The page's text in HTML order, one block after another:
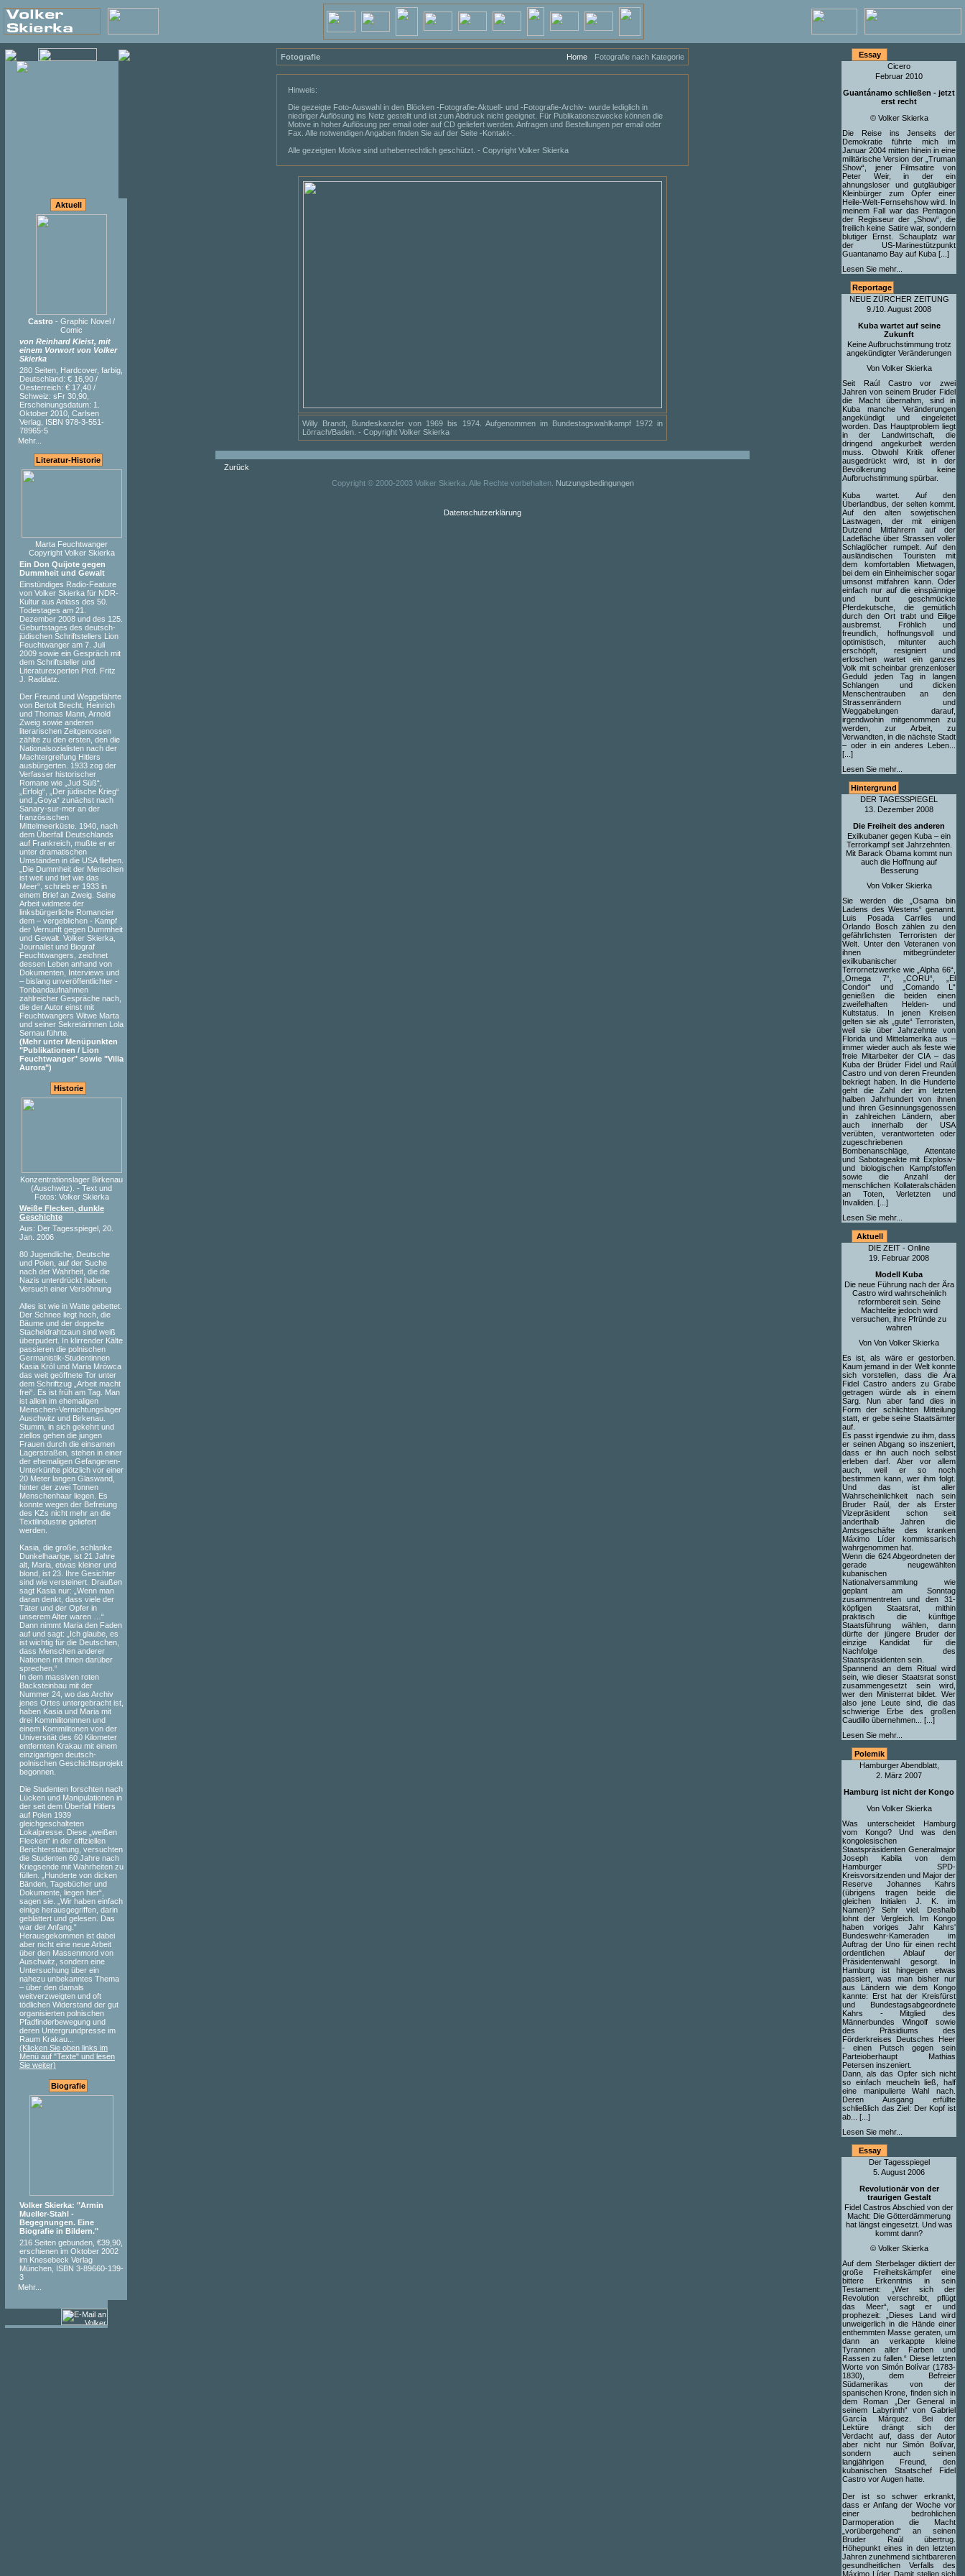
Aktuell
Castro - Graphic Novel /
Comic
von Reinhard Kleist, mit
einem Vorwort von Volker
Skierka
280 Seiten, Hardcover, farbig,
Deutschland: € 16,90 /
Oesterreich: € 17,40 /
Schweiz: sFr 30,90,
Erscheinungsdatum: 1.
Oktober 2010, Carlsen
Verlag, ISBN 978-3-551-
78965-5
Mehr...
Literatur-Historie
Marta Feuchtwanger
Copyright Volker Skierka
Ein Don Quijote gegen
Dummheit und Gewalt
Einstündiges Radio-Feature
von Volker Skierka für NDR-
Kultur aus Anlass des 50.
Todestages am 21.
Dezember 2008 und des 125.
Geburtstages des deutsch-
jüdischen Schriftstellers Lion
Feuchtwanger am 7. Juli
2009 sowie ein Gespräch mit
dem Schriftsteller und
Literaturexperten Prof. Fritz
J. Raddatz.
Der Freund und Weggefährte
von Bertolt Brecht, Heinrich
und Thomas Mann, Arnold
Zweig sowie anderen
literarischen Zeitgenossen
zählte zu den ersten, den die
Nationalsozialisten nach der
Machtergreifung Hitlers
ausbürgerten. 1933 zog der
Verfasser historischer
Romane wie „Jud Süß“,
„Erfolg“, „Der jüdische Krieg“
und „Goya“ zunächst nach
Sanary-sur-mer an der
französischen
Mittelmeerküste. 1940, nach
dem Überfall Deutschlands
auf Frankreich, mußte er er
unter dramatischen
Umständen in die USA fliehen.
„Die Dummheit der Menschen
ist weit und tief wie das
Meer“, schrieb er 1933 in
einem Brief an Zweig. Seine
Arbeit widmete der
linksbürgerliche Romancier
dem – vergeblichen - Kampf
der Vernunft gegen Dummheit
und Gewalt. Volker Skierka,
Journalist und Biograf
Feuchtwangers, zeichnet
dessen Leben anhand von
Dokumenten, Interviews und
– bislang unveröffentlichter -
Tonbandaufnahmen
zahlreicher Gespräche nach,
die der Autor einst mit
Feuchtwangers Witwe Marta
und seiner Sekretärinnen Lola
Sernau führte.
(Mehr unter Menüpunkten
"Publikationen / Lion
Feuchtwanger" sowie "Villa
Aurora")
Historie
Konzentrationslager Birkenau
(Auschwitz). - Text und
Fotos: Volker Skierka
Weiße Flecken, dunkle
Geschichte
Aus: Der Tagesspiegel, 20.
Jan. 2006
80 Jugendliche, Deutsche
und Polen, auf der Suche
nach der Wahrheit, die die
Nazis unterdrückt haben.
Versuch einer Versöhnung
Alles ist wie in Watte gebettet.
Der Schnee liegt hoch, die
Bäume und der doppelte
Stacheldrahtzaun sind weiß
überpudert. In klirrender Kälte
passieren die polnischen
Germanistik-Studentinnen
Kasia Król und Maria Mrówca
das weit geöffnete Tor unter
dem Schriftzug „Arbeit macht
frei“. Es ist früh am Tag. Man
ist allein im ehemaligen
Menschen-Vernichtungslager
Auschwitz und Birkenau.
Stumm, in sich gekehrt und
ziellos gehen die jungen
Frauen durch die einsamen
Lagerstraßen, stehen in einer
der ehemaligen Gefangenen-
Unterkünfte plötzlich vor einer
20 Meter langen Glaswand,
hinter der zwei Tonnen
Menschenhaar liegen. Es
konnte wegen der Befreiung
des KZs nicht mehr an die
Textilindustrie geliefert
werden.
Kasia, die große, schlanke
Dunkelhaarige, ist 21 Jahre
alt, Maria, etwas kleiner und
blond, ist 23. Ihre Gesichter
sind wie versteinert. Draußen
sagt Kasia nur: „Wenn man
daran denkt, dass viele der
Täter und der Opfer in
unserem Alter waren …“
Dann nimmt Maria den Faden
auf und sagt: „Ich glaube, es
ist wichtig für die Deutschen,
dass Menschen anderer
Nationen mit ihnen darüber
sprechen.“
In dem massiven roten
Backsteinbau mit der
Nummer 24, wo das Archiv
jenes Ortes untergebracht ist,
haben Kasia und Maria mit
drei Kommilitoninnen und
einem Kommilitonen von der
Universität des 60 Kilometer
entfernten Krakau mit einem
einzigartigen deutsch-
polnischen Geschichtsprojekt
begonnen.
Die Studenten forschten nach
Lücken und Manipulationen in
der seit dem Überfall Hitlers
auf Polen 1939
gleichgeschalteten
Lokalpresse. Diese „weißen
Flecken“ in der offiziellen
Berichterstattung, versuchten
die Studenten 60 Jahre nach
Kriegsende mit Wahrheiten zu
füllen. „Hunderte von dicken
Bänden, Tagebücher und
Dokumente, liegen hier“,
sagen sie. „Wir haben einfach
einige herausgegriffen, darin
geblättert und gelesen. Das
war der Anfang.“
Herausgekommen ist dabei
aber nicht eine neue Arbeit
über den Massenmord von
Auschwitz, sondern eine
Untersuchung über ein
nahezu unbekanntes Thema
– über den damals
weitverzweigten und oft
tödlichen Widerstand der gut
organisierten polnischen
Pfadfinderbewegung und
deren Untergrundpresse im
Raum Krakau...
(Klicken Sie oben links im
Menü auf "Texte" und lesen
Sie weiter)
Biografie
Volker Skierka: "Armin
Mueller-Stahl -
Begegnungen. Eine
Biografie in Bildern."
216 Seiten gebunden, €39,90,
erschienen im Oktober 2002
im Knesebeck Verlag
München, ISBN 3-89660-139-
3
Mehr...
Fotografie Home Fotografie nach Kategorie
Hinweis:
Die gezeigte Foto-Auswahl in den Blöcken -Fotografie-Aktuell- und -Fotografie-Archiv- wurde lediglich in
niedriger Auflösung ins Netz gestellt und ist zum Abdruck nicht geeignet. Für Publikationszwecke können die
Motive in hoher Auflösung per email oder auf CD geliefert werden. Anfragen und Bestellungen per email oder
Fax. Alle notwendigen Angaben finden Sie auf der Seite -Kontakt-.
Alle gezeigten Motive sind urheberrechtlich geschützt. - Copyright Volker Skierka
Willy Brandt, Bundeskanzler von 1969 bis 1974. Aufgenommen im Bundestagswahlkampf 1972 in
Lörrach/Baden. - Copyright Volker Skierka
Zurück
Copyright © 2000-2003 Volker Skierka. Alle Rechte vorbehalten. Nutzungsbedingungen
Datenschutzerklärung
Essay
Cicero
Februar 2010
Guantánamo schließen - jetzt
erst recht
© Volker Skierka
Die Reise ins Jenseits der
Demokratie führte mich im
Januar 2004 mitten hinein in eine
militärische Version der „Truman
Show“, jener Filmsatire von
Peter Weir, in der ein
ahnungsloser und gutgläubiger
Kleinbürger zum Opfer einer
Heile-Welt-Fernsehshow wird. In
meinem Fall war das Pentagon
der Regisseur der „Show“, die
freilich keine Satire war, sondern
blutiger Ernst. Schauplatz war
der US-Marinestützpunkt
Guantanamo Bay auf Kuba [...]
Lesen Sie mehr...
Reportage
NEUE ZÜRCHER ZEITUNG
9./10. August 2008
Kuba wartet auf seine
Zukunft
Keine Aufbruchstimmung trotz
angekündigter Veränderungen
Von Volker Skierka
Seit Raúl Castro vor zwei
Jahren von seinem Bruder Fidel
die Macht übernahm, sind in
Kuba manche Veränderungen
angekündigt und eingeleitet
worden. Das Hauptproblem liegt
in der Landwirtschaft, die
dringend angekurbelt werden
muss. Obwohl Kritik offener
ausgedrückt wird, ist in der
Bevölkerung keine
Aufbruchstimmung spürbar.
Kuba wartet. Auf den
Überlandbus, der selten kommt.
Auf den alten sowjetischen
Lastwagen, der mit einigen
Dutzend Mitfahrern auf der
Ladefläche über Strassen voller
Schlaglöcher rumpelt. Auf den
ausländischen Touristen mit
dem komfortablen Mietwagen,
bei dem ein Einheimischer sogar
umsonst mitfahren kann. Oder
einfach nur auf die einspännige
und bunt geschmückte
Pferdekutsche, die gemütlich
durch den Ort trabt und Eilige
ausbremst. Fröhlich und
freundlich, hoffnungsvoll und
optimistisch, mitunter auch
erschöpft, resigniert und
erloschen wartet ein ganzes
Volk mit scheinbar grenzenloser
Geduld jeden Tag in langen
Schlangen und dicken
Menschentrauben an den
Strassenrändern und
Weggabelungen darauf,
irgendwohin mitgenommen zu
werden, zur Arbeit, zu
Verwandten, in die nächste Stadt
– oder in ein anderes Leben...
[...]
Lesen Sie mehr...
Hintergrund
DER TAGESSPIEGEL
13. Dezember 2008
Die Freiheit des anderen
Exilkubaner gegen Kuba – ein
Terrorkampf seit Jahrzehnten.
Mit Barack Obama kommt nun
auch die Hoffnung auf
Besserung
Von Volker Skierka
Sie werden die „Osama bin
Ladens des Westens“ genannt.
Luis Posada Carriles und
Orlando Bosch zählen zu den
gefährlichsten Terroristen der
Welt. Unter den Veteranen von
ihnen mitbegründeter
exilkubanischer
Terrornetzwerke wie „Alpha 66“,
„Omega 7“, „CORU“, „El
Condor“ und „Comando L“
genießen die beiden einen
zweifelhaften Helden- und
Kultstatus. In jenen Kreisen
gelten sie als „gute“ Terroristen,
weil sie über Jahrzehnte von
Florida und Mittelamerika aus –
immer wieder auch als feste wie
freie Mitarbeiter der CIA – das
Kuba der Brüder Fidel und Raúl
Castro und von deren Freunden
bekriegt haben. In die Hunderte
geht die Zahl der im letzten
halben Jahrhundert von ihnen
und ihren Gesinnungsgenossen
in zahlreichen Ländern, aber
auch innerhalb der USA
verübten, verantworteten oder
zugeschriebenen
Bombenanschläge, Attentate
und Sabotageakte mit Explosiv-
und biologischen Kampfstoffen
sowie die Anzahl der
menschlichen Kollateralschäden
an Toten, Verletzten und
Invaliden. [...]
Lesen Sie mehr...
Aktuell
DIE ZEIT - Online
19. Februar 2008
Modell Kuba
Die neue Führung nach der Ära
Castro wird wahrscheinlich
reformbereit sein. Seine
Machtelite jedoch wird
versuchen, ihre Pfründe zu
wahren
Von Von Volker Skierka
Es ist, als wäre er gestorben.
Kaum jemand in der Welt konnte
sich vorstellen, dass die Ära
Fidel Castro anders zu Grabe
getragen würde als in einem
Sarg. Nun aber fand dies in
Form der schlichten Mitteilung
statt, er gebe seine Staatsämter
auf.
Es passt irgendwie zu ihm, dass
er seinen Abgang so inszeniert,
dass er ihn auch noch selbst
erleben darf. Aber vor allem
auch, weil er so noch
bestimmen kann, wer ihm folgt.
Und das ist aller
Wahrscheinlichkeit nach sein
Bruder Raúl, der als Erster
Vizepräsident schon seit
anderthalb Jahren die
Amtsgeschäfte des kranken
Máximo Líder kommissarisch
wahrgenommen hat.
Wenn die 624 Abgeordneten der
gerade neugewählten
kubanischen
Nationalversammlung wie
geplant am Sonntag
zusammentreten und den 31-
köpfigen Staatsrat, mithin
praktisch die künftige
Staatsführung wählen, dann
dürfte der jüngere Bruder der
einzige Kandidat für die
Nachfolge des
Staatspräsidenten sein.
Spannend an dem Ritual wird
sein, wie dieser Staatsrat sonst
zusammengesetzt sein wird,
wer den Ministerrat bildet. Wer
also jene Leute sind, die das
schwierige Erbe des großen
Caudillo übernehmen... [...]
Lesen Sie mehr...
Polemik
Hamburger Abendblatt,
2. März 2007
Hamburg ist nicht der Kongo
Von Volker Skierka
Was unterscheidet Hamburg
vom Kongo? Und was den
kongolesischen
Staatspräsidenten Generalmajor
Joseph Kabila von dem
Hamburger SPD-
Kreisvorsitzenden und Major der
Reserve Johannes Kahrs
(übrigens tragen beide die
gleichen Initialen J. K. im
Namen)? Sehr viel. Deshalb
lohnt der Vergleich. Im Kongo
haben voriges Jahr Kahrs'
Bundeswehr-Kameraden im
Auftrag der Uno für einen recht
ordentlichen Ablauf der
Präsidentenwahl gesorgt. In
Hamburg ist hingegen etwas
passiert, was man bisher nur
aus Ländern wie dem Kongo
kannte: Erst hat der Kreisfürst
und Bundestagsabgeordnete
Kahrs - Mitglied des
Männerbundes Wingolf sowie
des Präsidiums des
Förderkreises Deutsches Heer
- einen Putsch gegen sein
Parteioberhaupt Mathias
Petersen inszeniert.
Dann, als das Opfer sich nicht
so einfach meucheln ließ, half
eine manipulierte Wahl nach.
Deren Ausgang erfüllte
schließlich das Ziel: Der Kopf ist
ab... [...]
Lesen Sie mehr...
Essay
Der Tagesspiegel
5. August 2006
Revolutionär von der
traurigen Gestalt
Fidel Castros Abschied von der
Macht: Die Götterdämmerung
hat längst eingesetzt. Und was
kommt dann?
© Volker Skierka
Auf dem Sterbelager diktiert der
große Freiheitskämpfer eine
bittere Erkenntnis in sein
Testament: „Wer sich der
Revolution verschreibt, pflügt
das Meer“, sagt er und
prophezeit: „Dieses Land wird
unweigerlich in die Hände einer
enthemmten Masse geraten, um
dann an verkappte kleine
Tyrannen aller Farben und
Rassen zu fallen.“ Diese letzten
Worte von Simón Bolívar (1783-
1830), dem Befreier
Südamerikas von der
spanischen Krone, finden sich in
dem Roman „Der General in
seinem Labyrinth“ von Gabriel
García Márquez. Bei der
Lektüre drängt sich der
Verdacht auf, dass der Autor
aber nicht nur Simón Bolívar,
sondern auch seinen
langjährigen Freund, den
kubanischen Staatschef Fidel
Castro vor Augen hatte.
Der ist so schwer erkrankt,
dass er Anfang der Woche vor
einer bedrohlichen
Darmoperation die Macht
„vorübergehend“ an seinen
Bruder Raúl übertrug.
Höhepunkt eines in den letzten
Jahren zunehmend sichtbareren
gesundheitlichen Verfalls des
Máximo Líder. Damit stellen sich